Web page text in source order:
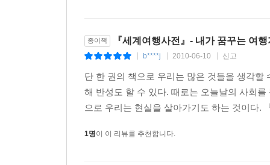
종이책 『세계여행사전』- 내가 꿈꾸는 여
b****j 2010-06-10 신고
단 한 권의 책으로 우리는 많은 것들을 생각
해 반성도 할 수 있다. 때로는 오늘날의 사회
으로 우리는 현실을 살아가기도 하는 것이다.
1명이 이 리뷰를 추천합니다.